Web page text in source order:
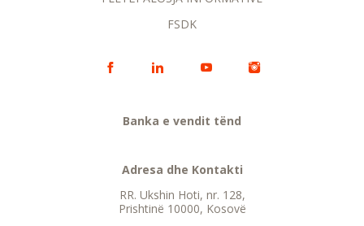
FSDK
Banka e vendit tënd
Adresa dhe Kontakti
RR. Ukshin Hoti, nr. 128,
Prishtinë 10000, Kosovë